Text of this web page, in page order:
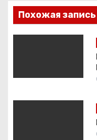
в
и
а
ц
Похожая запись